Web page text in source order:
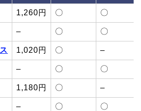
1,260円 〇 〇
– 〇 〇
1,020円 〇 –
– 〇 〇
1,180円 〇 –
– 〇 〇